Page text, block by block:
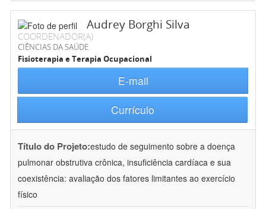
Audrey Borghi Silva
COORDENADOR(A)
CIÊNCIAS DA SAÚDE
Fisioterapia e Terapia Ocupacional
E-mail
Currículo
Título do Projeto:estudo de seguimento sobre a doença
pulmonar obstrutiva crônica, insuficiência cardíaca e sua
coexistência: avaliação dos fatores limitantes ao exercício
físico